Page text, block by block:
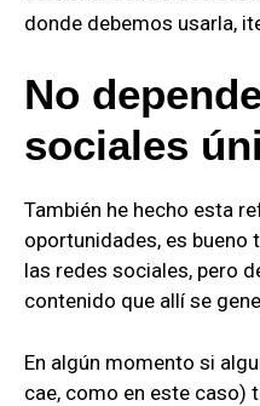
donde debemos usarla,
No
sociales
También he hecho esta
oportunidades, es bueno
las redes sociales, pero
contenido que allí se
En algún momento si
cae, como en este caso)